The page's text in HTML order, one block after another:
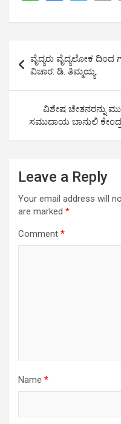
at
s
A
p
p
ce
b
o
o
k
tt
er
navigation
ವೈದ್ಯರು ವೈದ್ಯಲೋಕ
ವಿಚಾರ: ಡಿ. ತಿಮ್ಮಯ್ಯ
ವಿಶೇಷ ಚೇತನರನ್ನು
ಸಮುದಾಯ ಬಾನುಲಿ
Leave a Reply
Your email address will
are marked *
Comment *
Name *